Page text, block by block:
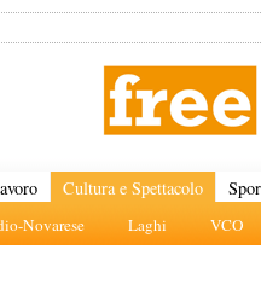
Cultura e Spettacolo
Novarese Laghi VCO